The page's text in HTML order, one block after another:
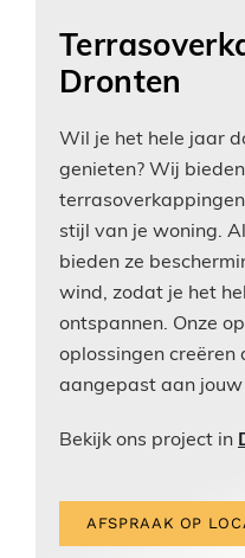
Dronten
Wil je het hele jaar
genieten? Wij
stijl van je woning.
bieden ze
wind, zodat je het
ontspannen. Onze
oplossingen creëren
aangepast aan jouw
Bekijk ons project in
AFSPRAAK OP